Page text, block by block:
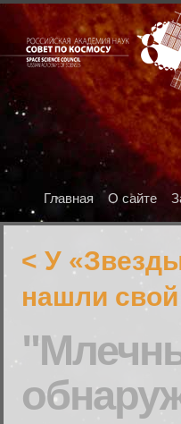
Главная О сайте
< У
нашли